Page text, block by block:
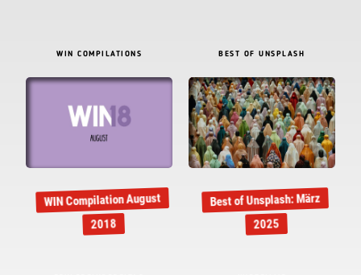
WIN COMPILATIONS
WIN Compilation August
2018
BEST OF UNSPLASH
Best of Unsplash: März
2025